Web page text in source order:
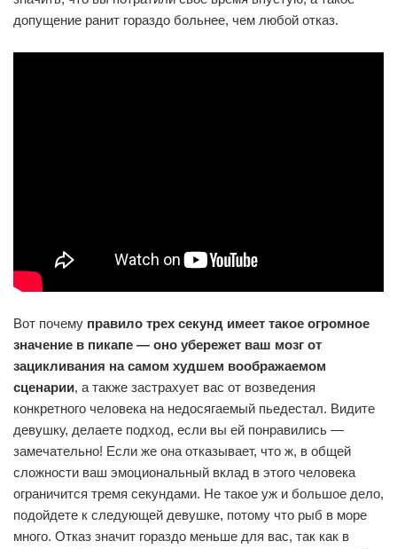
допущение ранит гораздо больнее, чем любой отказ.
Вот почему правило трех секунд имеет такое огромное
значение в пикапе — оно убережет ваш мозг от
зацикливания на самом худшем воображаемом
сценарии, а также застрахует вас от возведения
конкретного человека на недосягаемый пьедестал. Видите
девушку, делаете подход, если вы ей понравились —
замечательно! Если же она отказывает, что ж, в общей
сложности ваш эмоциональный вклад в этого человека
ограничится тремя секундами. Не такое уж и большое дело,
подойдете к следующей девушке, потому что рыб в море
много. Отказ значит гораздо меньше для вас, так как в